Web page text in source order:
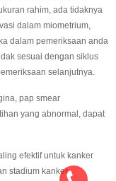
rahim, ada tidaknya
dalam miometrium,
dalam pemeriksaan anda
sesuai dengan siklus
selanjutnya.
pap smear
yang abnormal, dapat
efektif untuk kanker
stadium kanker